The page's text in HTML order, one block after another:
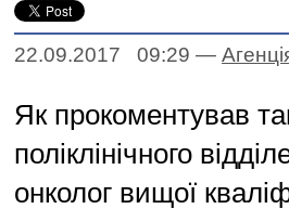
22.09.2017 09:29 —
Як прокоментував
поліклінічного
онколог вищої